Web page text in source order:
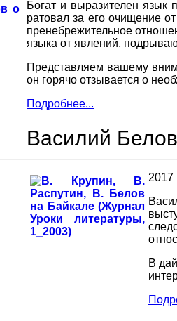
Богат и выразителен язык
ратовал за его очищение
пренебрежительное
языка от явлений,
Представляем вашему
он горячо отзывается о
Подробнее...
Василий
2017
В